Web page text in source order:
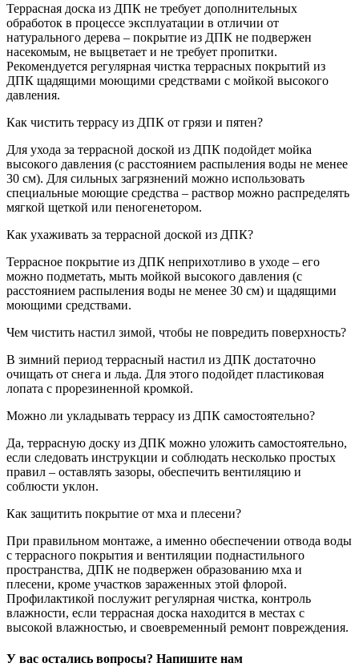
Террасная доска из ДПК не требует дополнительных
обработок в процессе эксплуатации в отличии от
натурального дерева – покрытие из ДПК не подвержен
насекомым, не выцветает и не требует пропитки.
Рекомендуется регулярная чистка террасных покрытий из
ДПК щадящими моющими средствами с мойкой высокого
давления.
Как чистить террасу из ДПК от грязи и пятен?
Для ухода за террасной доской из ДПК подойдет мойка
высокого давления (с расстоянием распыления воды не менее
30 см). Для сильных загрязнений можно использовать
специальные моющие средства – раствор можно распределять
мягкой щеткой или пеногенетором.
Как ухаживать за террасной доской из ДПК?
Террасное покрытие из ДПК неприхотливо в уходе – его
можно подметать, мыть мойкой высокого давления (с
расстоянием распыления воды не менее 30 см) и щадящими
моющими средствами.
Чем чистить настил зимой, чтобы не повредить поверхность?
В зимний период террасный настил из ДПК достаточно
очищать от снега и льда. Для этого подойдет пластиковая
лопата с прорезиненной кромкой.
Можно ли укладывать террасу из ДПК самостоятельно?
Да, террасную доску из ДПК можно уложить самостоятельно,
если следовать инструкции и соблюдать несколько простых
правил – оставлять зазоры, обеспечить вентиляцию и
соблюсти уклон.
Как защитить покрытие от мха и плесени?
При правильном монтаже, а именно обеспечении отвода воды
с террасного покрытия и вентиляции поднастильного
пространства, ДПК не подвержен образованию мха и
плесени, кроме участков зараженных этой флорой.
Профилактикой послужит регулярная чистка, контроль
влажности, если террасная доска находится в местах с
высокой влажностью, и своевременный ремонт повреждения.
У вас остались вопросы? Напишите нам